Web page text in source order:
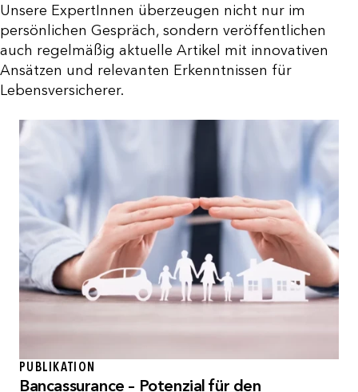
Unsere ExpertInnen überzeugen nicht nur im
persönlichen Gespräch, sondern veröffentlichen
auch regelmäßig aktuelle Artikel mit innovativen
Ansätzen und relevanten Erkenntnissen für
Lebensversicherer.
PUBLIKATION
Bancassurance – Potenzial für den